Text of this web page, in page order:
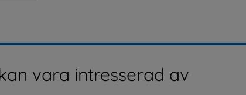
vara intresserad av